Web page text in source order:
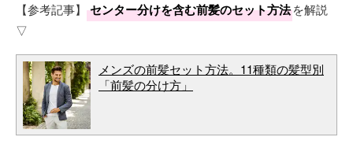
【参考記事】 センター分けを含む前髪のセット方法を解説
▽
メンズの前髪セット方法。11種類の髪型別
「前髪の分け方」